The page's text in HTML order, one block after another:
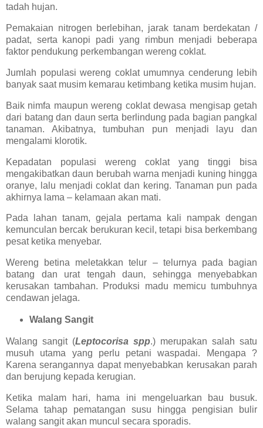
tadah hujan.
Pemakaian nitrogen berlebihan, jarak tanam berdekatan /
padat, serta kanopi padi yang rimbun menjadi beberapa
faktor pendukung perkembangan wereng coklat.
Jumlah populasi wereng coklat umumnya cenderung lebih
banyak saat musim kemarau ketimbang ketika musim hujan.
Baik nimfa maupun wereng coklat dewasa mengisap getah
dari batang dan daun serta berlindung pada bagian pangkal
tanaman. Akibatnya, tumbuhan pun menjadi layu dan
mengalami klorotik.
Kepadatan populasi wereng coklat yang tinggi bisa
mengakibatkan daun berubah warna menjadi kuning hingga
oranye, lalu menjadi coklat dan kering. Tanaman pun pada
akhirnya lama – kelamaan akan mati.
Pada lahan tanam, gejala pertama kali nampak dengan
kemunculan bercak berukuran kecil, tetapi bisa berkembang
pesat ketika menyebar.
Wereng betina meletakkan telur – telurnya pada bagian
batang dan urat tengah daun, sehingga menyebabkan
kerusakan tambahan. Produksi madu memicu tumbuhnya
cendawan jelaga.
Walang Sangit
Walang sangit (Leptocorisa spp.) merupakan salah satu
musuh utama yang perlu petani waspadai. Mengapa ?
Karena serangannya dapat menyebabkan kerusakan parah
dan berujung kepada kerugian.
Ketika malam hari, hama ini mengeluarkan bau busuk.
Selama tahap pematangan susu hingga pengisian bulir
walang sangit akan muncul secara sporadis.